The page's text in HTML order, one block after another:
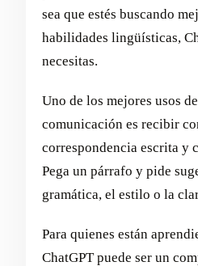
sea que estés buscando
habilidades lingüísticas,
necesitas.
Uno de los mejores usos
comunicación es recibir
correspondencia escrita y
Pega un párrafo y pide
gramática, el estilo o la
Para quienes están
ChatGPT puede ser un